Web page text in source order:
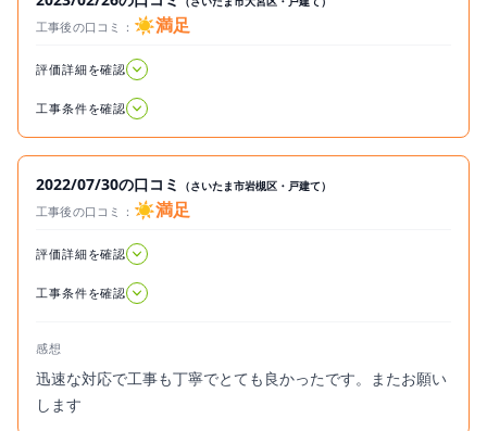
工事後の口コミ： ☀️満足
評価詳細を確認
工事条件を確認
2022/07/30の口コミ （さいたま市岩槻区・戸建て）
工事後の口コミ： ☀️満足
評価詳細を確認
工事条件を確認
感想
迅速な対応で工事も丁寧でとても良かったです。またお願い
します